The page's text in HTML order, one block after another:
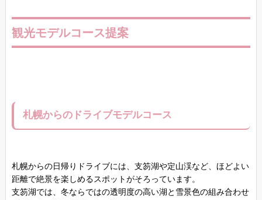
観光モデルコース提案
札幌からのドライブモデルコース
札幌からの日帰りドライブには、支笏湖や定山渓など、ほどよい
距離で絶景を楽しめるスポットがそろっています。
支笏湖では、冬ならではの透明度の高い湖と雪景色の組み合わせ